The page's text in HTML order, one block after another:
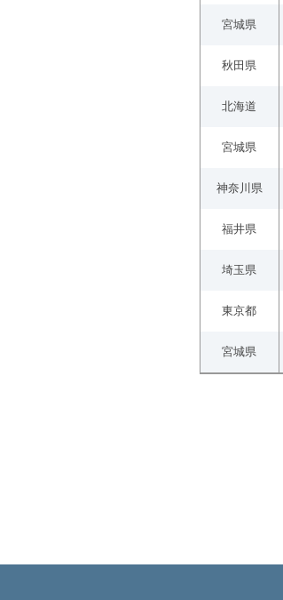
宮城県
秋田県
北海道
宮城県
神奈川県
福井県
埼玉県
東京都
宮城県